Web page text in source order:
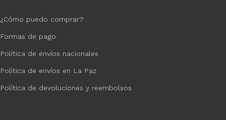
¿Cómo puedo comprar?
Formas de pago
Política de envíos nacionales
Política de envíos en La Paz
Política de devoluciones y reembolsos